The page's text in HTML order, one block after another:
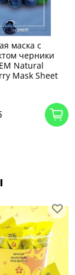
маска с
черники
Natural
Mask Sheet